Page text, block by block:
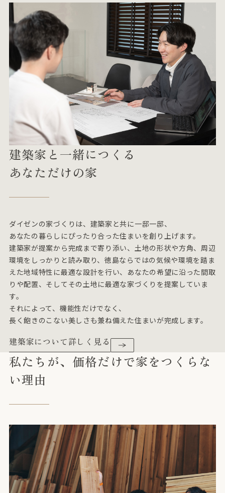
建築家と一緒につくる
あなただけの家
ダイゼンの家づくりは、建築家と共に一邸一邸、
あなたの暮らしにぴったり合った住まいを創り上げます。
建築家が提案から完成まで寄り添い、土地の形状や方角、周辺
環境をしっかりと読み取り、徳島ならではの気候や環境を踏ま
えた地域特性に最適な設計を行い、あなたの希望に沿った間取
りや配置、そしてその土地に最適な家づくりを提案していま
す。
それによって、機能性だけでなく、
長く飽きのこない美しさも兼ね備えた住まいが完成します。
建築家について詳しく見る
私たちが、価格だけで家をつくらな
い理由